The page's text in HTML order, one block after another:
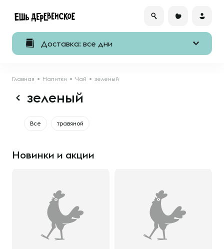
Доставка: все дни
Главная Напитки Чай зеленый
зеленый
Все травяной
Новинки и акции